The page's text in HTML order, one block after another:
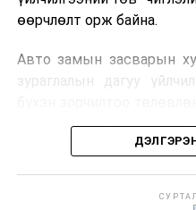
боловсруулах
Ийнхүү лаг хатаах,
улсад өргөн ашиглаж
өөрчлөлт орж байна.
Авто замын засварын
зураглалын дагуу
бодлогын газраас